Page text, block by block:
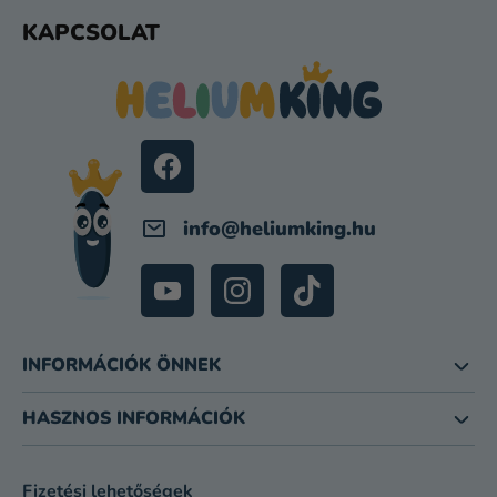
KAPCSOLAT
info@heliumking.hu
INFORMÁCIÓK ÖNNEK
HASZNOS INFORMÁCIÓK
Fizetési lehetőségek